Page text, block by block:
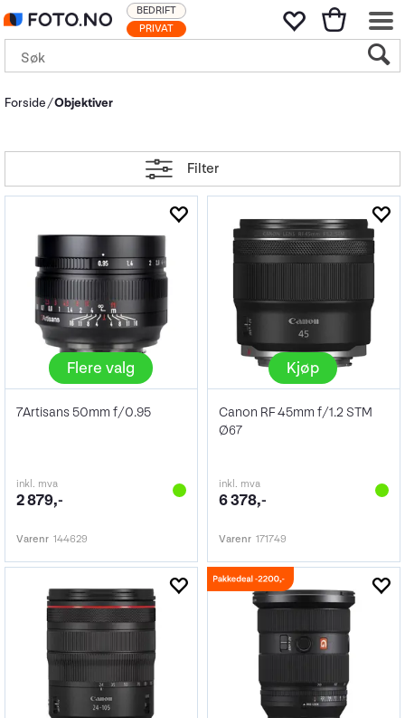
PRIVAT
BEDRIFT
Forside Objektiver
Filter
Flere valg
7Artisans 50mm f/0.95
inkl. mva
2 879,-
Varenr 144629
Kjøp
Canon RF 45mm f/1.2 STM
Ø67
inkl. mva
6 378,-
Varenr 171749